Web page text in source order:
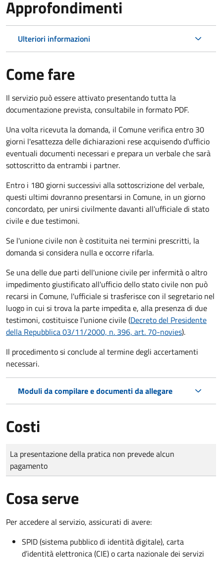
Approfondimenti
Ulteriori informazioni
Come fare
Il servizio può essere attivato presentando tutta la
documentazione prevista, consultabile in formato PDF.
Una volta ricevuta la domanda, il Comune verifica entro 30
giorni l'esattezza delle dichiarazioni rese acquisendo d'ufficio
eventuali documenti necessari e prepara un verbale che sarà
sottoscritto da entrambi i partner.
Entro i 180 giorni successivi alla sottoscrizione del verbale,
questi ultimi dovranno presentarsi in Comune, in un giorno
concordato, per unirsi civilmentedavanti all'ufficiale di stato
civilee due testimoni.
Se l'unione civile non è costituita nei termini prescritti, la
domanda si considera nulla e occorre rifarla.
Se una delle due parti dell'unione civile per infermità o altro
impedimento giustificato all'ufficio dello stato civile non può
recarsi in Comune, l'ufficiale si trasferisce con il segretario nel
luogo in cui si trova la parte impedita e, alla presenza di due
testimoni, costituisce l'unione civile (Decreto del Presidente
della Repubblica 03/11/2000, n. 396, art. 70-novies).
Il procedimento si conclude al termine degli accertamenti
necessari.
Moduli da compilare e documenti da allegare
Costi
Tipo di pagamento
Importo
La presentazione della pratica non prevede alcun
pagamento
Cosa serve
Per accedere al servizio, assicurati di avere:
SPID (sistema pubblico di identità digitale), carta
d’identità elettronica (CIE) o carta nazionale dei servizi